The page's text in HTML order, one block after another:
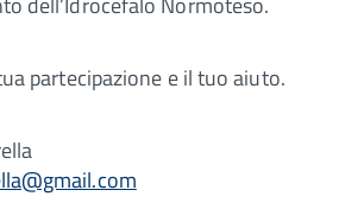
partecipazione e il tuo aiuto.